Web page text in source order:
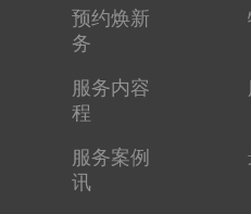
预约焕新
务
服务内容
程
服务案例
讯